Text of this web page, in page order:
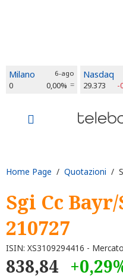
Milano 6-ago
0 0,00%
Nasdaq
29.373 -
Home Page / Quotazioni /
Sgi Cc
210727
ISIN: XS3109294416 -
838,84